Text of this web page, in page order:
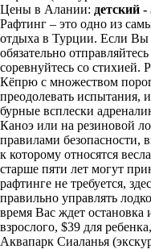
Цены в Алании: детский -
Рафтинг – это одно из
отдыха в Турции. Если
обязательно
соревнуйтесь со стихией.
Кёпрю с множеством
преодолевать испытания,
бурные всплески
Каноэ или на резиновой
правилами безопасности,
к которому относятся
старше пяти лет могут
рафтинге не требуется,
правильно управлять
время Вас ждет остановка
взрослого, $39 для
Аквапарк Сиаланья